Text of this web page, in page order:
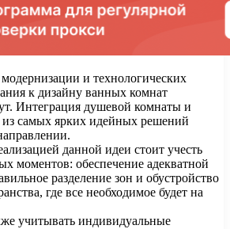
и технологических
к дизайну ванных комнат
Интеграция душевой комнаты и
самых ярких идейных решений
данной идеи стоит учесть
моментов: обеспечение адекватной
разделение зон и обустройство
где все необходимое будет на
учитывать индивидуальные